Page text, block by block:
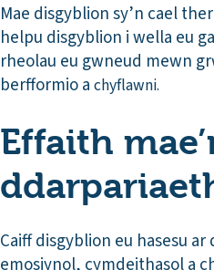
Mae disgyblion sy’n cael
helpu disgyblion i wella eu
rheolau eu gwneud mewn
berfformio a chyflawni.
Effaith
Caiff disgyblion eu hasesu